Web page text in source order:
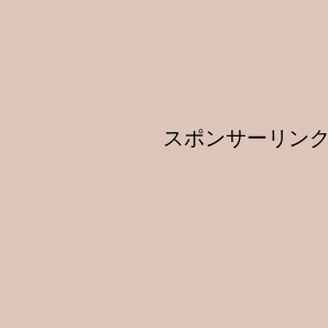
スポンサーリンク